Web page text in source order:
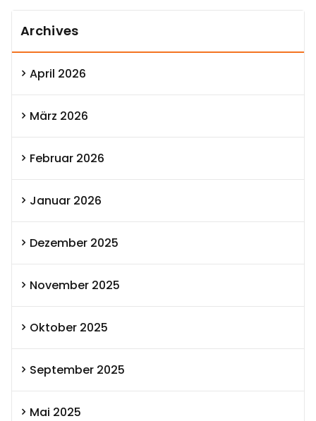
Archives
April 2026
März 2026
Februar 2026
Januar 2026
Dezember 2025
November 2025
Oktober 2025
September 2025
Mai 2025